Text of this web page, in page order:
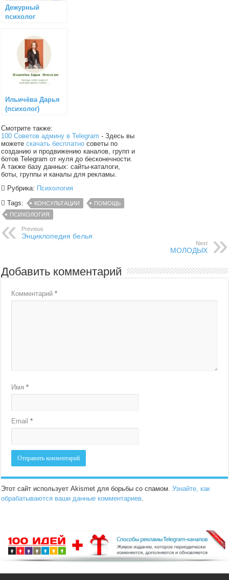
Дежурный
психолог
Ильичёва Дарья
(психолог)
Смотрите также:
100 Советов админу в Telegram - Здесь вы
можетескачать бесплатно советы по
созданию и продвижению каналов, групп и
ботов Telegram от нуля до бесконечности.
А также базу данных: сайты-каталоги,
боты, группы и каналы для рекламы.
Рубрика: Психология
Tags:
КОНСУЛЬТАЦИИ
ПОМОЩЬ
ПСИХОЛОГИЯ
Previous
Энциклопедия белья
Next
МОЛОДЫХ
Добавить комментарий
Комментарий*
Имя*
Email*
Этот сайт использует Akismet для борьбы со спамом.Узнайте, как
обрабатываются ваши данные комментариев.